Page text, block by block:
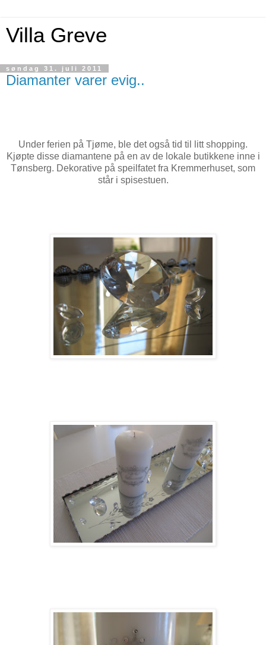
Villa Greve
søndag 31. juli 2011
Diamanter varer evig..
Under ferien på Tjøme, ble det også tid til litt shopping.
Kjøpte disse diamantene på en av de lokale butikkene inne i
Tønsberg. Dekorative på speilfatet fra Kremmerhuset, som
står i spisestuen.